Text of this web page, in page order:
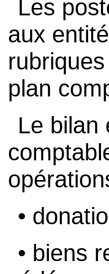
Les
aux
plan
Le bilan
•
• biens